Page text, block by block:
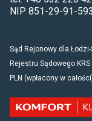
NIP 851-29-91-593
Sąd Rejonowy dla
Rejestru Sądowego
PLN (wpłacony w